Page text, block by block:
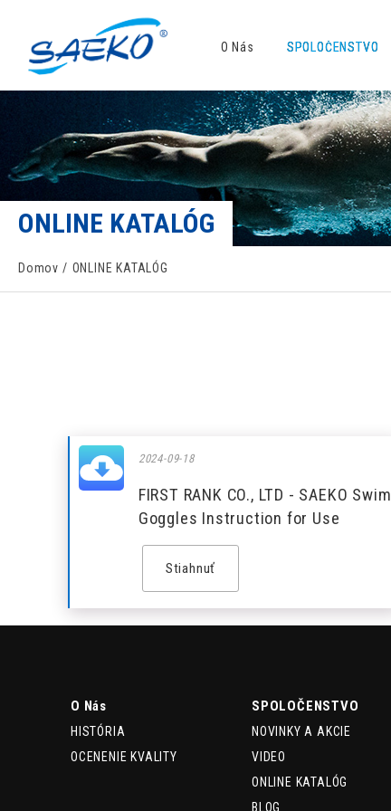
O Nás SPOLOČENSTVO
ONLINE KATALÓG
Domov ONLINE KATALÓG
2024-09-18
FIRST RANK CO., LTD - SAEKO Swim
Goggles Instruction for Use
Stiahnuť
O Nás
HISTÓRIA
OCENENIE KVALITY
SPOLOČENSTVO
NOVINKY A AKCIE
VIDEO
ONLINE KATALÓG
BLOG